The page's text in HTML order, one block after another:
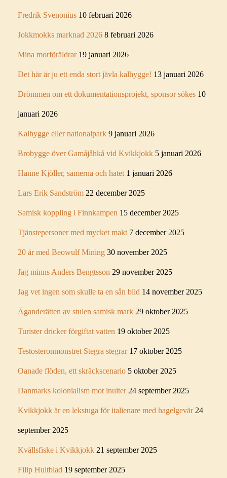
Fredrik Svenonius 10 februari 2026
Jokkmokks marknad 2026 8 februari 2026
Mina morföräldrar 19 januari 2026
Det här är ju ett enda stort jävla kalhygge! 13 januari 2026
Drömmen om ett dokumentationsprojekt, sponsor sökes 10
januari 2026
Kalhygge eller nationalpark 9 januari 2026
Brobygge över Gamájåhkå vid Kvikkjokk 5 januari 2026
Hanne Kjöller, samerna och hatet 1 januari 2026
Lars Erik Sandström 22 december 2025
Samisk koppling i Finnkampen 15 december 2025
Tjänstepersoner med mycket makt 7 december 2025
20 år med Beowulf Mining 30 november 2025
Jag minns Anders Bengtsson 29 november 2025
Jag vet ingen som skulle ta en sån bild 14 november 2025
Äganderätten av stulen samisk mark 29 oktober 2025
Turister dricker förgiftat vatten 19 oktober 2025
Testosteronmonstret Stegra stegrar 17 oktober 2025
Oanade flöden, ett skräckscenario 5 oktober 2025
Danmarks kolonialism mot inuiter 24 september 2025
Kvikkjokk är en lekstuga för italienare med hagelgevär 24
september 2025
Kvällsfiske i Kvikkjokk 21 september 2025
Filip Hultblad 19 september 2025